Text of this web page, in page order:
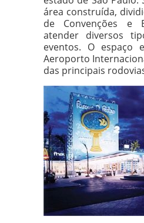
área construída,
de Convenções e
atender diversos
eventos. O espaço
Aeroporto
das principais